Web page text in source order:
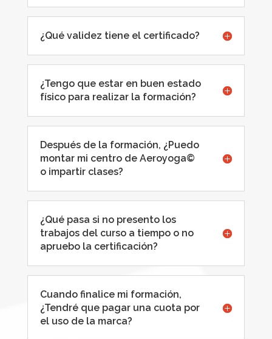
¿Qué validez tiene el certificado?
¿Tengo que estar en buen estado
físico para realizar la formación?
Después de la formación, ¿Puedo
montar mi centro de Aeroyoga©
o impartir clases?
¿Qué pasa si no presento los
trabajos del curso a tiempo o no
apruebo la certificación?
Cuando finalice mi formación,
¿Tendré que pagar una cuota por
el uso de la marca?